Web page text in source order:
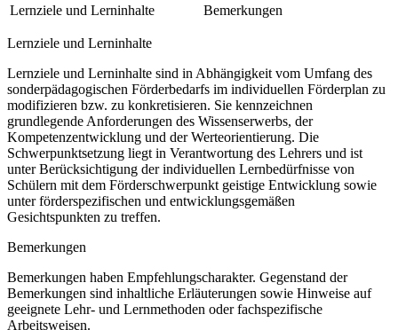
Lernziele und Lerninhalte Bemerkungen
Lernziele und Lerninhalte
Lernziele und Lerninhalte sind in Abhängigkeit vom Umfang des
sonderpädagogischen Förderbedarfs im individuellen Förderplan zu
modifizieren bzw. zu konkretisieren. Sie kennzeichnen
grundlegende Anforderungen des Wissenserwerbs, der
Kompetenzentwicklung und der Werteorientierung. Die
Schwerpunktsetzung liegt in Verantwortung des Lehrers und ist
unter Berücksichtigung der individuellen Lernbedürfnisse von
Schülern mit dem Förderschwerpunkt geistige Entwicklung sowie
unter förderspezifischen und entwicklungsgemäßen
Gesichtspunkten zu treffen.
Bemerkungen
Bemerkungen haben Empfehlungscharakter. Gegenstand der
Bemerkungen sind inhaltliche Erläuterungen sowie Hinweise auf
geeignete Lehr- und Lernmethoden oder fachspezifische
Arbeitsweisen.